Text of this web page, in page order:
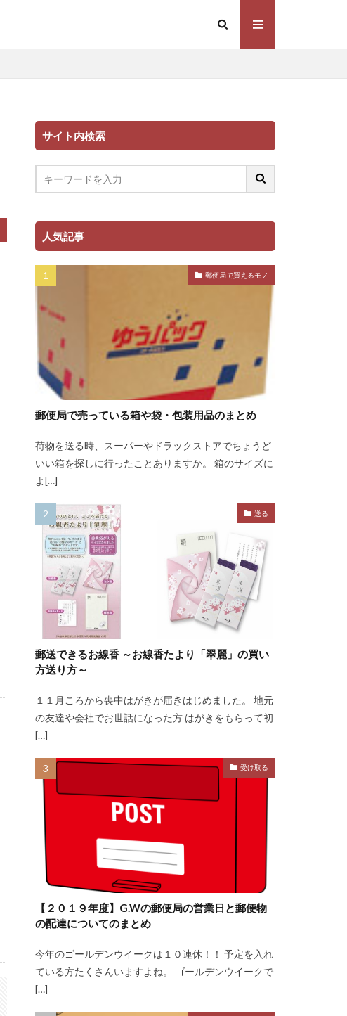
サイト内検索
人気記事
郵便局で買えるモノ
郵便局で売っている箱や袋・包装用品のまとめ
荷物を送る時、スーパーやドラックストアでちょうど
いい箱を探しに行ったことありますか。 箱のサイズに
よ[…]
送る
郵送できるお線香 ～お線香たより「翠麗」の買い
方送り方～
１１月ころから喪中はがきが届きはじめました。 地元
の友達や会社でお世話になった方 はがきをもらって初
[…]
受け取る
【２０１９年度】G.Wの郵便局の営業日と郵便物
の配達についてのまとめ
今年のゴールデンウイークは１０連休！！ 予定を入れ
ている方たくさんいますよね。 ゴールデンウイークで
[…]